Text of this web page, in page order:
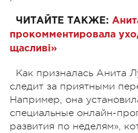
ЧИТАЙТЕ ТАКЖЕ:
прокомментировала
щасливі»
Как призналась Анита
следит за приятными
Например, она
специальные онлайн-
развития по неделям»,